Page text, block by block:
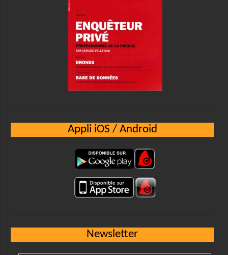
Appli iOS / Android
Newsletter